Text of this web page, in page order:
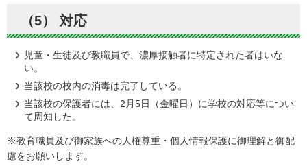
（5） 対応
児童・生徒及び教職員で、濃厚接触者に特定された者はいな
い。
当該校の校内の消毒は完了している。
当該校の保護者には、2月5日（金曜日）に学校の対応等につい
て周知した。
※教育職員及び御家族への人権尊重・個人情報保護に御理解と御配
慮をお願いします。